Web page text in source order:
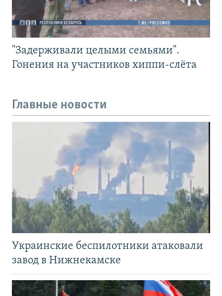
"Задерживали целыми семьями".
Гонения на участников хиппи-слёта
Главные новости
Украинские беспилотники атаковали
завод в Нижнекамске